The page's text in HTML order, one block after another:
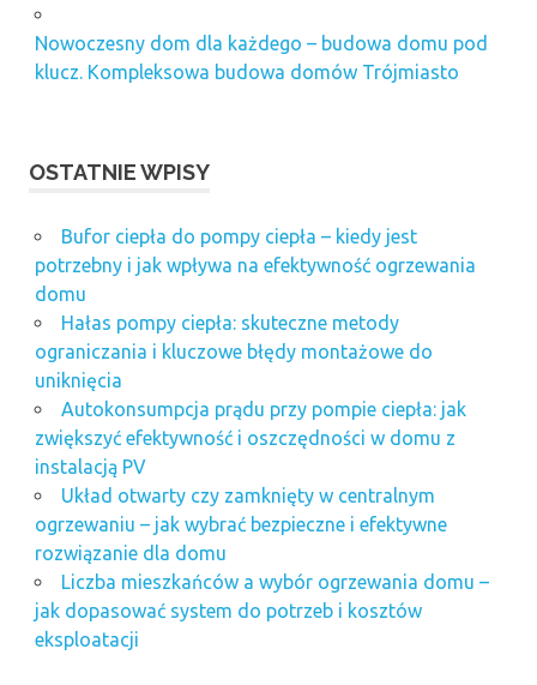
Nowoczesny dom dla każdego – budowa domu pod
klucz. Kompleksowa budowa domów Trójmiasto
OSTATNIE WPISY
Bufor ciepła do pompy ciepła – kiedy jest
potrzebny i jak wpływa na efektywność ogrzewania
domu
Hałas pompy ciepła: skuteczne metody
ograniczania i kluczowe błędy montażowe do
uniknięcia
Autokonsumpcja prądu przy pompie ciepła: jak
zwiększyć efektywność i oszczędności w domu z
instalacją PV
Układ otwarty czy zamknięty w centralnym
ogrzewaniu – jak wybrać bezpieczne i efektywne
rozwiązanie dla domu
Liczba mieszkańców a wybór ogrzewania domu –
jak dopasować system do potrzeb i kosztów
eksploatacji